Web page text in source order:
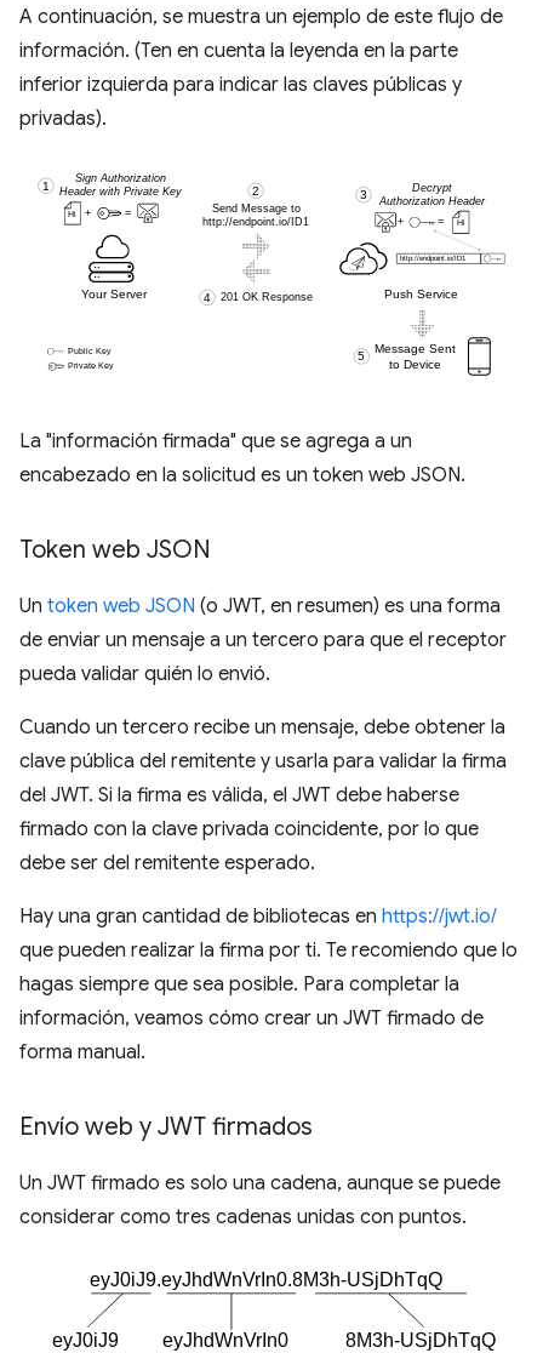
A continuación, se muestra un ejemplo de este flujo de
información. (Ten en cuenta la leyenda en la parte
inferior izquierda para indicar las claves públicas y
privadas).
La "información firmada" que se agrega a un
encabezado en la solicitud es un token web JSON.
Token web JSON
Un token web JSON (o JWT, en resumen) es una forma
de enviar un mensaje a un tercero para que el receptor
pueda validar quién lo envió.
Cuando un tercero recibe un mensaje, debe obtener la
clave pública del remitente y usarla para validar la firma
del JWT. Si la firma es válida, el JWT debe haberse
firmado con la clave privada coincidente, por lo que
debe ser del remitente esperado.
Hay una gran cantidad de bibliotecas en https://jwt.io/
que pueden realizar la firma por ti. Te recomiendo que lo
hagas siempre que sea posible. Para completar la
información, veamos cómo crear un JWT firmado de
forma manual.
Envío web y JWT firmados
Un JWT firmado es solo una cadena, aunque se puede
considerar como tres cadenas unidas con puntos.